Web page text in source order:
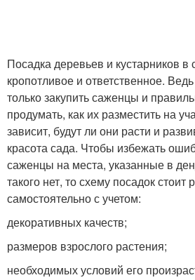
Посадка деревьев и кустарников в
кропотливое и ответственное.
только закупить саженцы и
продумать, как их разместить на
зависит, будут ли они расти и
красота сада. Чтобы избежать
саженцы на места, указанные в
такого нет, то схему посадок стоит
самостоятельно с учетом:
декоративных качеств;
размеров взрослого растения;
необходимых условий его